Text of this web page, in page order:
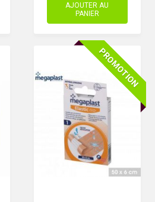
AJOUTER AU
PANIER
PROMOTION